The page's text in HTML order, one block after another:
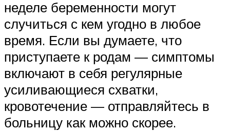
неделе беременности могут
случиться с кем угодно в любое
время. Если вы думаете, что
приступаете к родам — симптомы
включают в себя регулярные
усиливающиеся схватки,
кровотечение — отправляйтесь в
больницу как можно скорее.